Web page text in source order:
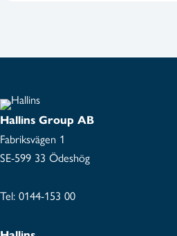
Hallins Group AB
Fabriksvägen 1
SE-599 33 Ödeshög
Tel: 0144-153 00